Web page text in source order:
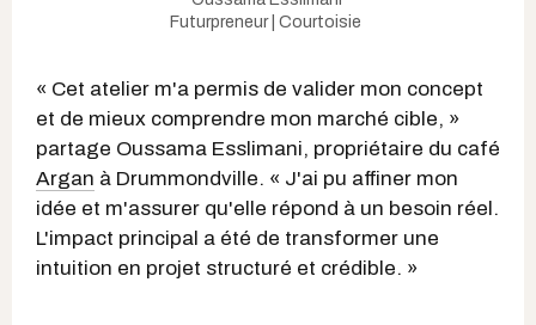
Futurpreneur | Courtoisie
« Cet atelier m'a permis de valider mon concept
et de mieux comprendre mon marché cible, »
partage Oussama Esslimani, propriétaire du café
Argan à Drummondville. « J'ai pu affiner mon
idée et m'assurer qu'elle répond à un besoin réel.
L'impact principal a été de transformer une
intuition en projet structuré et crédible. »